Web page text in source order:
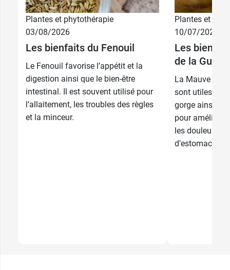
60 gélules 22,09 €
96 gélules 28,89 €
Plantes et phytothérapie
03/08/2026
Les bienfaits du Fenouil
Le Fenouil favorise l’appétit et la
digestion ainsi que le bien-être
intestinal. Il est souvent utilisé pour
l’allaitement, les troubles des règles
et la minceur.
Plantes et
10/07/2026
Les
de la
La Mauve et
sont utiles
gorge ainsi
pour
les douleurs
d’estomac.